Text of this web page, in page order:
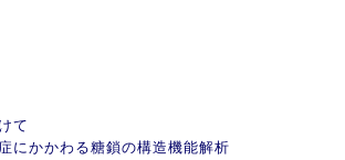
て
にかかわる糖鎖の構造機能解析